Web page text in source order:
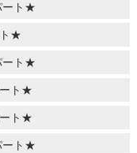
ート★
★
ート★
ト★
ト★
ート★